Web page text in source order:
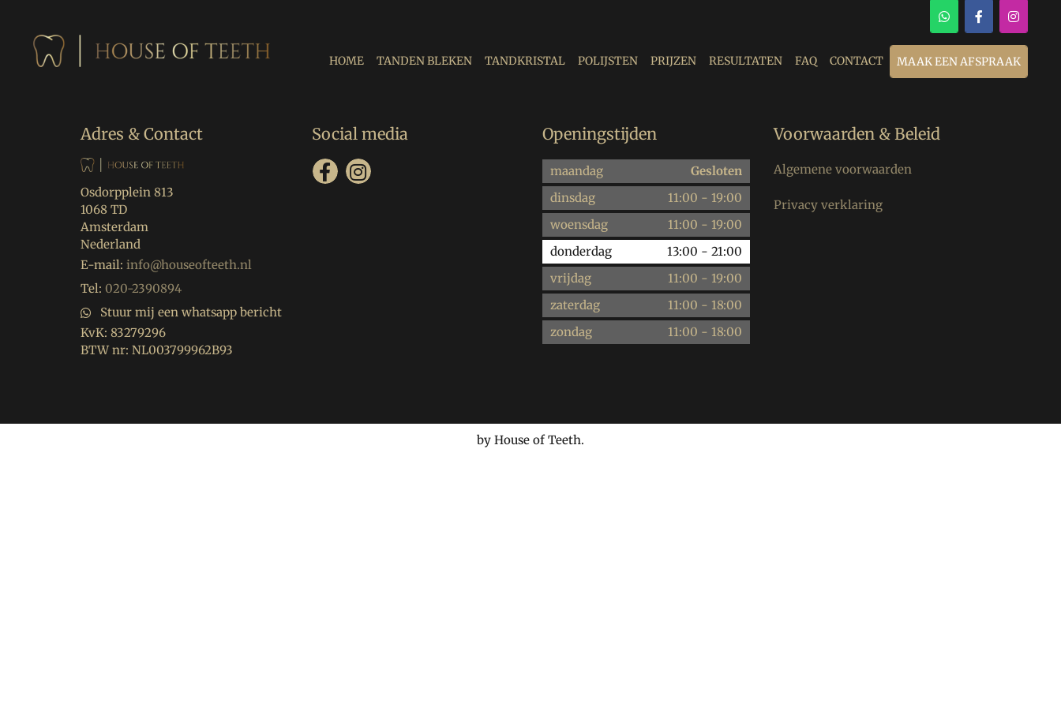
HOME TANDEN BLEKEN TANDKRISTAL POLIJSTEN PRIJZEN RESULTATEN FAQ CONTACT MAAK EEN AFSPRAAK
Adres & Contact
Osdorpplein 813
1068 TD
Amsterdam
Nederland
E-mail: info@houseofteeth.nl
Tel: 020-2390894
Stuur mij een whatsapp bericht
KvK: 83279296
BTW nr: NL003799962B93
Social media Openingstijden
maandag
Gesloten
dinsdag
11:00 - 19:00
woensdag
11:00 - 19:00
donderdag
13:00 - 21:00
vrijdag
11:00 - 19:00
zaterdag
11:00 - 18:00
zondag
11:00 - 18:00
Voorwaarden & Beleid
Algemene voorwaarden
Privacy verklaring
by House of Teeth.